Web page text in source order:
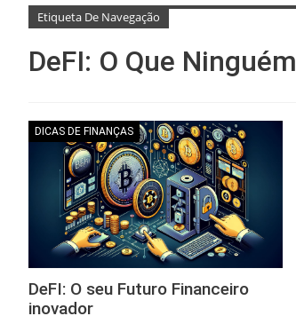
Etiqueta De Navegação
DeFI: O Que
DICAS DE FINANÇAS
DeFI: O seu Futuro Financeiro
inovador